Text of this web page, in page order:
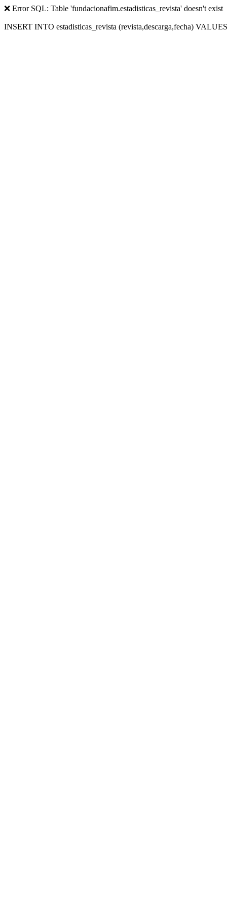
❌ Error SQL: Table 'fundacionafim.estadisticas_revista' doesn't exist
INSERT INTO estadisticas_revista (revista,descarga,fecha)